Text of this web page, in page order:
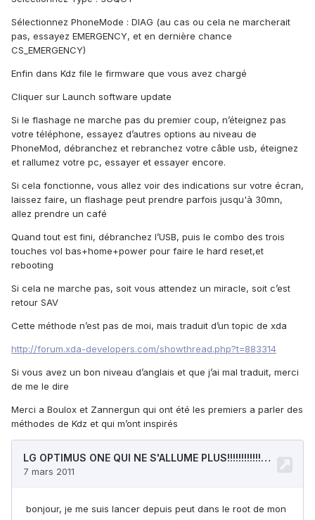
Sélectionnez PhoneMode : DIAG (au cas ou cela ne marcherait
pas, essayez EMERGENCY, et en dernière chance
CS_EMERGENCY)
Enfin dans Kdz file le firmware que vous avez chargé
Cliquer sur Launch software update
Si le flashage ne marche pas du premier coup, n’éteignez pas
votre téléphone, essayez d’autres options au niveau de
PhoneMod, débranchez et rebranchez votre câble usb, éteignez
et rallumez votre pc, essayer et essayer encore.
Si cela fonctionne, vous allez voir des indications sur votre écran,
laissez faire, un flashage peut prendre parfois jusqu'à 30mn,
allez prendre un café
Quand tout est fini, débranchez l’USB, puis le combo des trois
touches vol bas+home+power pour faire le hard reset,et
rebooting
Si cela ne marche pas, soit vous attendez un miracle, soit c’est
retour SAV
Cette méthode n’est pas de moi, mais traduit d’un topic de xda
http://forum.xda-developers.com/showthread.php?t=883314
Si vous avez un bon niveau d’anglais et que j’ai mal traduit, merci
de me le dire
Merci a Boulox et Zannergun qui ont été les premiers a parler des
méthodes de Kdz et qui m’ont inspirés